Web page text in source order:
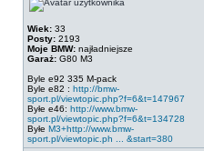
Wiek: 33
Posty: 2193
Moje BMW: najładniejsze
Garaż: G80 M3
Byle e92 335 M-pack
Byle e82 : http://bmw-
sport.pl/viewtopic.php?f=6&t=147967
Byłe e46: http://www.bmw-
sport.pl/viewtopic.php?f=6&t=134728
Byłe M3+http://www.bmw-
sport.pl/viewtopic.ph ... &start=380